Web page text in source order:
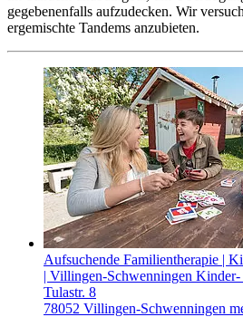
gegebenen­falls aufzudecken. Wir
ergemischte Tandems anzubieten.
Aufsuchende Familientherapie |
| Villingen-Schwenningen Kinder-
Tulastr. 8
78052 Villingen-Schwenningen